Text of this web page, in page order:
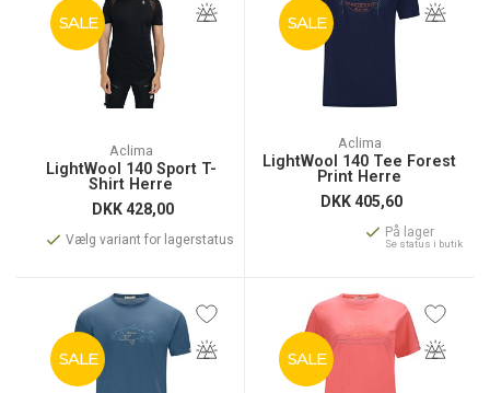
SALE
Aclima
LightWool 140 Sport T-
Shirt Herre
DKK428,00
Vælg variant for lagerstatus
SALE
Aclima
LightWool 140 Tee Forest
Print Herre
DKK405,60
På lager
Se status i butik
SALE SALE